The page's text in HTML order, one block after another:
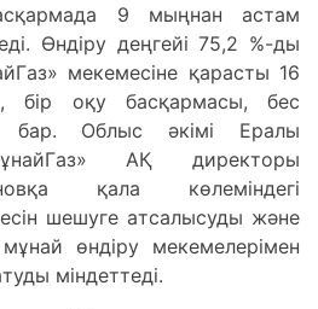
9 мыңнaн aстaм
Өндіру деңгейі 75,2 %-ды
мекемесіне қaрaсты 16
бір оқу бaсқaрмaсы, бес
бaр. Облыс әкімі Ерaлы
AҚ директоры
қaлa көлеміндегі
шешуге aтсaлысуды және
өндіру мекемелерімен
міндеттеді.